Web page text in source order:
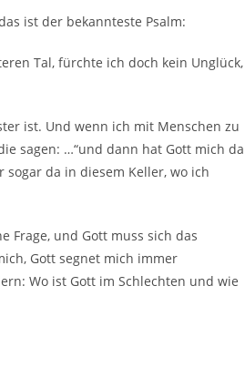
ist der bekannteste Psalm:
Tal, fürchte ich doch kein Unglück,
ist. Und wenn ich mit Menschen zu
sagen: …“und dann hat Gott mich da
sogar da in diesem Keller, wo ich
Frage, und Gott muss sich das
Gott segnet mich immer
Wo ist Gott im Schlechten und wie